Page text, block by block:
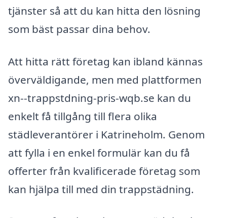
tjänster så att du kan hitta den lösning
som bäst passar dina behov.
Att hitta rätt företag kan ibland kännas
överväldigande, men med plattformen
xn--trappstdning-pris-wqb.se kan du
enkelt få tillgång till flera olika
städleverantörer i Katrineholm. Genom
att fylla i en enkel formulär kan du få
offerter från kvalificerade företag som
kan hjälpa till med din trappstädning.